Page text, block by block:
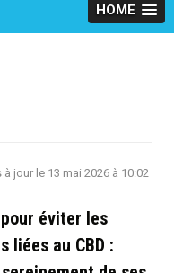
HOME
à jour le 13 mai 2026 à 10:02
éviter les
liées au CBD :